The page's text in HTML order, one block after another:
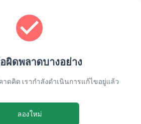
ผิดพลาดบางอย่าง
ดคิด เรากำลังดำเนินการแก้ไขอยู่แล้ว
ลองใหม่